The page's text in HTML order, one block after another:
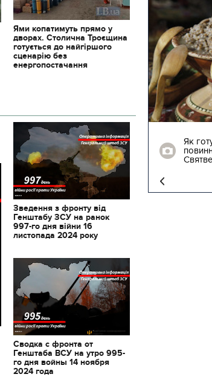
Ями копатимуть прямо у
дворах. Столична Троєщина
готується до найгіршого
сценарію без
енергопостачання
Зведення з фронту від
Генштабу ЗСУ на ранок
997-го дня війни 16
листопада 2024 року
Сводка с фронта от
Генштаба ВСУ на утро 995-
го дня войны 14 ноября
2024 года
11.10.2017 | 16:22
Часи Русі: як виглядають
декорації до фільму "Сторожова
застава"
Як